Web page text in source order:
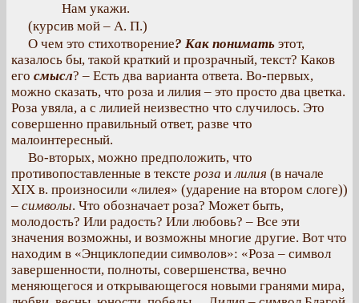
Нам укажи.
(курсив мой – А. П.)
О чем это стихотворение? Как понимать этот,
казалось бы, такой краткий и прозрачный, текст? Каков
его смысл? – Есть два варианта ответа. Во-первых,
можно сказать, что роза и лилия – это просто два цветка.
Роза увяла, а с лилией неизвестно что случилось. Это
совершенно правильный ответ, разве что
малоинтересный.
Во-вторых, можно предположить, что
противопоставленные в тексте роза илилия (в начале
XIX в. произносили «лилея» (ударение на втором слоге))
– символы. Что обозначает роза? Может быть,
молодость? Или радость? Или любовь? – Все эти
значения возможны, и возможны многие другие. Вот что
находим в «Энциклопедии символов»: «Роза – символ
завершенности, полноты, совершенства, вечно
меняющегося и открывающегося новыми гранями мира,